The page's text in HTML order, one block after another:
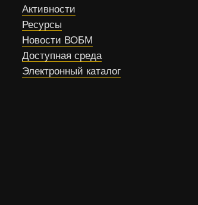
Активности
Ресурсы
Новости ВОБМ
Доступная среда
Электронный каталог